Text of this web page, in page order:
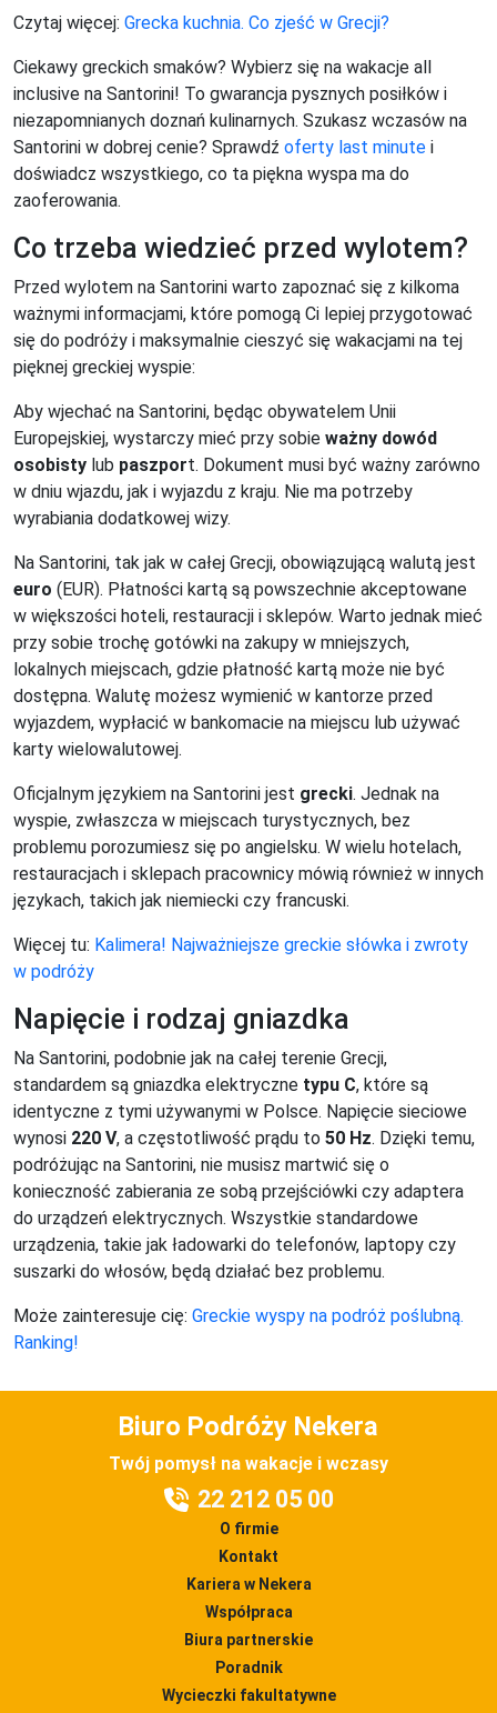
Czytaj więcej: Grecka kuchnia. Co zjeść w Grecji?
Ciekawy greckich smaków? Wybierz się na wakacje all
inclusive na Santorini! To gwarancja pysznych posiłków i
niezapomnianych doznań kulinarnych. Szukasz wczasów na
Santorini w dobrej cenie? Sprawdź oferty last minute i
doświadcz wszystkiego, co ta piękna wyspa ma do
zaoferowania.
Co trzeba wiedzieć przed wylotem?
Przed wylotem na Santorini warto zapoznać się z kilkoma
ważnymi informacjami, które pomogą Ci lepiej przygotować
się do podróży i maksymalnie cieszyć się wakacjami na tej
pięknej greckiej wyspie:
Aby wjechać na Santorini, będąc obywatelem Unii
Europejskiej, wystarczy mieć przy sobie ważny dowód
osobisty lub paszport. Dokument musi być ważny zarówno
w dniu wjazdu, jak i wyjazdu z kraju. Nie ma potrzeby
wyrabiania dodatkowej wizy.
Na Santorini, tak jak w całej Grecji, obowiązującą walutą jest
euro (EUR). Płatności kartą są powszechnie akceptowane
w większości hoteli, restauracji i sklepów. Warto jednak mieć
przy sobie trochę gotówki na zakupy w mniejszych,
lokalnych miejscach, gdzie płatność kartą może nie być
dostępna. Walutę możesz wymienić w kantorze przed
wyjazdem, wypłacić w bankomacie na miejscu lub używać
karty wielowalutowej.
Oficjalnym językiem na Santorini jest grecki. Jednak na
wyspie, zwłaszcza w miejscach turystycznych, bez
problemu porozumiesz się po angielsku. W wielu hotelach,
restauracjach i sklepach pracownicy mówią również w innych
językach, takich jak niemiecki czy francuski.
Więcej tu: Kalimera! Najważniejsze greckie słówka i zwroty
w podróży
Napięcie i rodzaj gniazdka
Na Santorini, podobnie jak na całej terenie Grecji,
standardem są gniazdka elektryczne typu C, które są
identyczne z tymi używanymi w Polsce. Napięcie sieciowe
wynosi 220 V, a częstotliwość prądu to 50 Hz. Dzięki temu,
podróżując na Santorini, nie musisz martwić się o
konieczność zabierania ze sobą przejściówki czy adaptera
do urządzeń elektrycznych. Wszystkie standardowe
urządzenia, takie jak ładowarki do telefonów, laptopy czy
suszarki do włosów, będą działać bez problemu.
Może zainteresuje cię: Greckie wyspy na podróż poślubną.
Ranking!
Biuro Podróży Nekera
Twój pomysł na wakacje i wczasy
22 212 05 00
O firmie
Kontakt
Kariera w Nekera
Współpraca
Biura partnerskie
Poradnik
Wycieczki fakultatywne